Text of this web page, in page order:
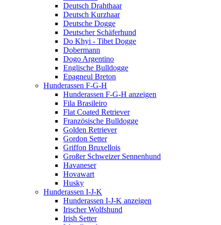
Deutsch Drahthaar
Deutsch Kurzhaar
Deutsche Dogge
Deutscher Schäferhund
Do Khyi - Tibet Dogge
Dobermann
Dogo Argentino
Englische Bulldogge
Epagneul Breton
Hunderassen F-G-H
Hunderassen F-G-H anzeigen
Fila Brasileiro
Flat Coated Retriever
Französische Bulldogge
Golden Retriever
Gordon Setter
Griffon Bruxellois
Großer Schweizer Sennenhund
Havaneser
Hovawart
Husky
Hunderassen I-J-K
Hunderassen I-J-K anzeigen
Irischer Wolfshund
Irish Setter